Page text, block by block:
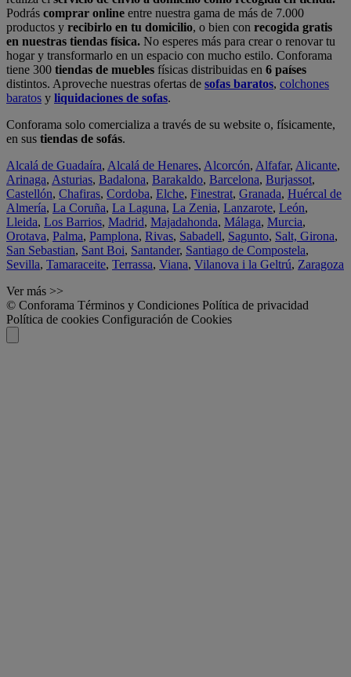
Podrás comprar online entre nuestra gama de más de 7.000
productos y recibirlo en tu domicilio, o bien con recogida gratis
en nuestras tiendas física. No esperes más para crear o renovar tu
hogar y transformarlo en un espacio con mucho estilo. Conforama
tiene 300 tiendas de muebles físicas distribuidas en 6 países
distintos. Aproveche nuestras ofertas de sofas baratos, colchones
baratos y liquidaciones de sofas.
Conforama solo comercializa a través de su website o, físicamente,
en sus tiendas de sofás.
Alcalá de Guadaíra, Alcalá de Henares, Alcorcón, Alfafar, Alicante,
Arinaga, Asturias, Badalona, Barakaldo, Barcelona, Burjassot,
Castellón, Chafiras, Cordoba, Elche, Finestrat, Granada, Huércal de
Almería, La Coruña, La Laguna, La Zenia, Lanzarote, León,
Lleida, Los Barrios, Madrid, Majadahonda, Málaga, Murcia,
Orotava, Palma, Pamplona, Rivas, Sabadell, Sagunto, Salt, Girona,
San Sebastian, Sant Boi, Santander, Santiago de Compostela,
Sevilla, Tamaraceite, Terrassa, Viana, Vilanova i la Geltrú, Zaragoza
Ver más >>
© Conforama Términos y Condiciones Política de privacidad
Política de cookies Configuración de Cookies